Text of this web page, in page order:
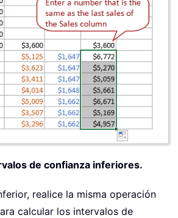
de confianza inferiores.
realice la misma operación
calcular los intervalos de